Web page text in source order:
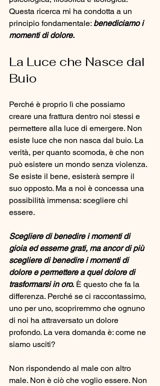
Questa ricerca mi ha condotta a un
principio fondamentale: benediciamo i
momenti di dolore.
La Luce che Nasce dal
Buio
Perché è proprio lì che possiamo
creare una frattura dentro noi stessi e
permettere alla luce di emergere. Non
esiste luce che non nasca dal buio. La
verità, per quanto scomoda, è che non
può esistere un mondo senza violenza.
Se esiste il bene, esisterà sempre il
suo opposto. Ma a noi è concessa una
possibilità immensa: scegliere chi
essere.
Scegliere di benedire i momenti di
gioia ed esserne grati, ma ancor di più
scegliere di benedire i momenti di
dolore e permettere a quel dolore di
trasformarsi in oro. È questo che fa la
differenza. Perché se ci raccontassimo,
uno per uno, scopriremmo che ognuno
di noi ha attraversato un dolore
profondo. La vera domanda è: come ne
siamo usciti?
Non rispondendo al male con altro
male. Non è ciò che voglio essere. Non